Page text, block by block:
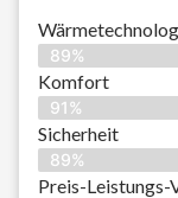
89%
Komfort
91%
Sicherheit
89%
Preis-Leistungs-